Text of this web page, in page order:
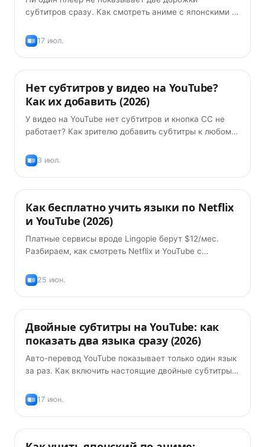
субтитров сразу. Как смотреть аниме с японскими и
2026.17 июл.
Советы
Нет субтитров у видео на YouTube?
Как их добавить (2026)
У видео на YouTube нет субтитров и кнопка CC не
работает? Как зрителю добавить субтитры к любому
само.3 июл.
Советы
Как бесплатно учить языки по Netflix
и YouTube (2026)
Платные сервисы вроде Lingopie берут $12/мес.
Разбираем, как смотреть Netflix и YouTube с
бесплатно.
25 июн.
Советы
Двойные субтитры на YouTube: как
показать два языка сразу (2026)
Авто-перевод YouTube показывает только один язык
за раз. Как включить настоящие двойные субтитры
2026 году.
17 июн.
Методики обучения